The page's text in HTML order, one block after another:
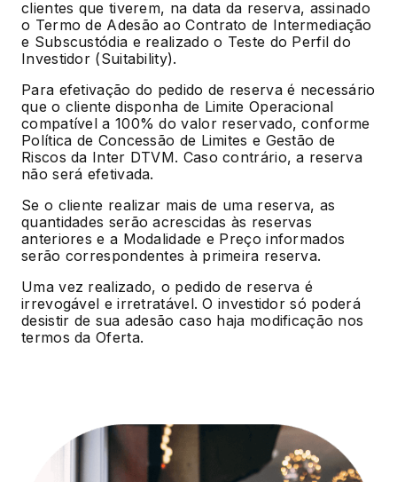
clientes que tiverem, na data da reserva, assinado
o Termo de Adesão ao Contrato de Intermediação
e Subscustódia e realizado o Teste do Perfil do
Investidor (Suitability).
Para efetivação do pedido de reserva é necessário
que o cliente disponha de Limite Operacional
compatível a 100% do valor reservado, conforme
Política de Concessão de Limites e Gestão de
Riscos da Inter DTVM. Caso contrário, a reserva
não será efetivada.
Se o cliente realizar mais de uma reserva, as
quantidades serão acrescidas às reservas
anteriores e a Modalidade e Preço informados
serão correspondentes à primeira reserva.
Uma vez realizado, o pedido de reserva é
irrevogável e irretratável. O investidor só poderá
desistir de sua adesão caso haja modificação nos
termos da Oferta.